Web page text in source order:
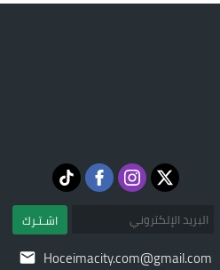
اشـتـرك
Hoceimacity.com@gmail.com